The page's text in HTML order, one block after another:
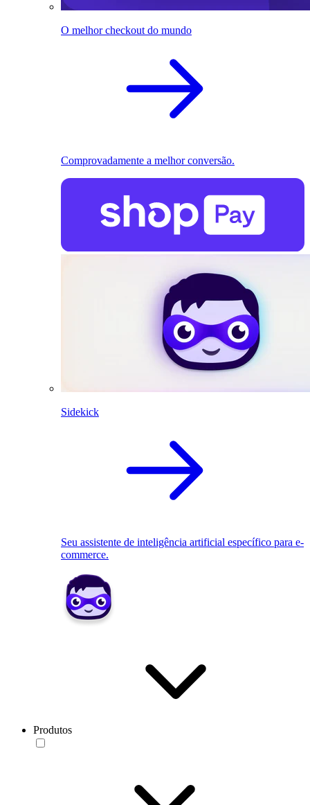
O melhor checkout do mundo
Comprovadamente a melhor conversão.
Sidekick
Seu assistente de inteligência artificial específico para e-
commerce.
Produtos